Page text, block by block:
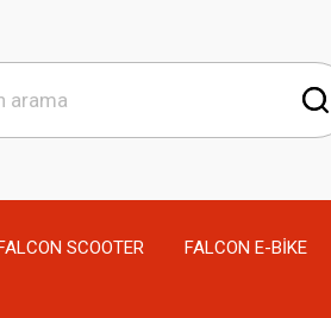
SCOOTER FALCON E-BİKE